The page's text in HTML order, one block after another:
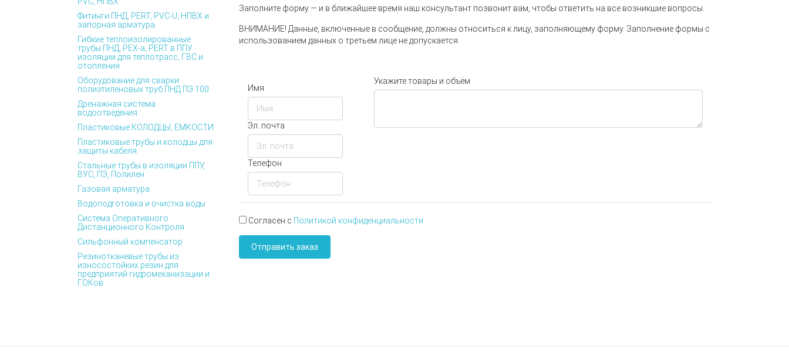
Заполните форму — и в ближайшее время наш консультант позвонит вам, чтобы ответить на все возникшие вопросы.
ВНИМАНИЕ! Данные, включенные в сообщение, должны относиться к лицу, заполняющему форму. Заполнение формы с
использованием данных о третьем лице не допускается.
Имя
Эл. почта
Телефон
Укажите товары и объём
Согласен с Политикой конфиденциальности
Отправить заказ
Фитинги ПНД, PERT, PVC-U, НПВХ и
запорная арматура
Гибкие теплоизолированные
трубы ПНД, PEX-а, PERT в ППУ
изоляции для теплотрасс, ГВС и
отопления
Оборудование для сварки
полиэтиленовых труб ПНД ПЭ 100
Дренажная система
водоотведения
Пластиковые КОЛОДЦЫ, ЕМКОСТИ
Пластиковые трубы и колодцы для
защиты кабеля
Стальные трубы в изоляции ППУ,
ВУС, ПЭ, Полилен
Газовая арматура
Водоподготовка и очистка воды
Система Оперативного
Дистанционного Контроля
Сильфонный компенсатор
Резинотканевые трубы из
износостойких резин для
предприятий гидромеханизации и
ГОКов